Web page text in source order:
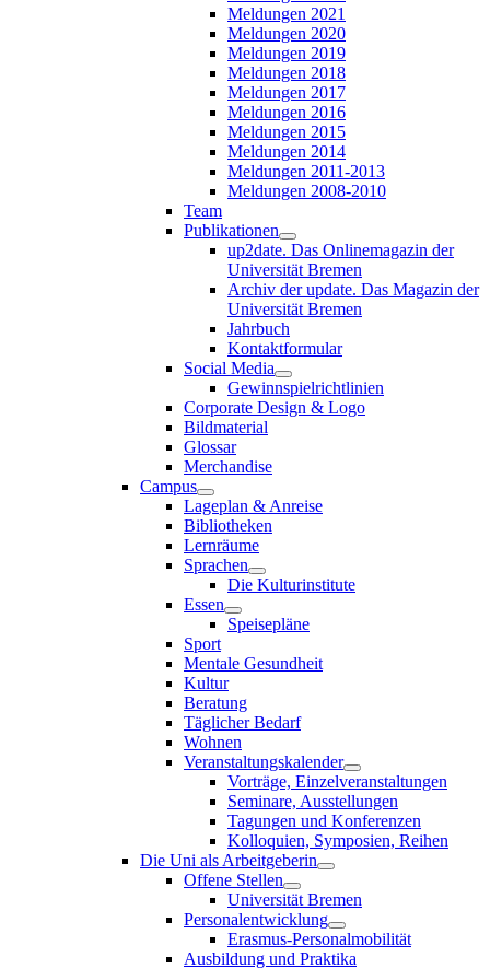
Meldungen 2021
Meldungen 2020
Meldungen 2019
Meldungen 2018
Meldungen 2017
Meldungen 2016
Meldungen 2015
Meldungen 2014
Meldungen 2011-2013
Meldungen 2008-2010
Team
Publikationen
up2date. Das Onlinemagazin der
Universität Bremen
Archiv der update. Das Magazin der
Universität Bremen
Jahrbuch
Kontaktformular
Social Media
Gewinnspielrichtlinien
Corporate Design & Logo
Bildmaterial
Glossar
Merchandise
Campus
Lageplan & Anreise
Bibliotheken
Lernräume
Sprachen
Die Kulturinstitute
Essen
Speisepläne
Sport
Mentale Gesundheit
Kultur
Beratung
Täglicher Bedarf
Wohnen
Veranstaltungskalender
Vorträge, Einzelveranstaltungen
Seminare, Ausstellungen
Tagungen und Konferenzen
Kolloquien, Symposien, Reihen
Die Uni als Arbeitgeberin
Offene Stellen
Universität Bremen
Personalentwicklung
Erasmus-Personalmobilität
Ausbildung und Praktika